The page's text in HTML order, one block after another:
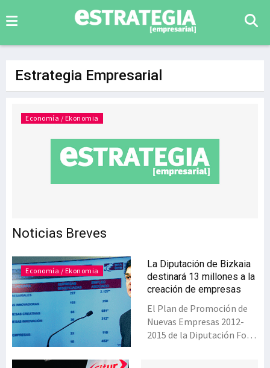
Estrategia Empresarial
Noticias Breves
Economía / Ekonomia
Economía / Ekonomia
La Diputación de Bizkaia
destinará 13 millones a la
creación de empresas
El Plan de Promoción de
Nuevas Empresas 2012-
2015 de la Diputación Foral